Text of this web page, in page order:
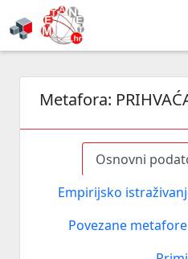
Metafora:
Osnovni
Empirijsko
Povezane metafore